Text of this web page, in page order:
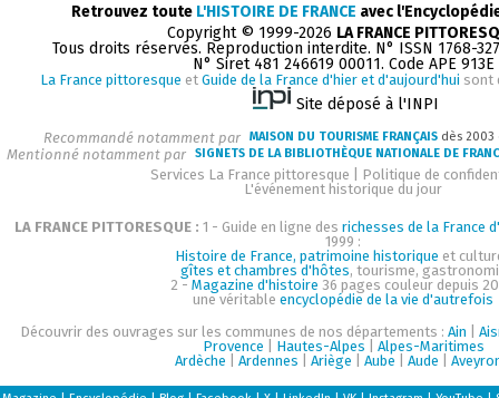
Retrouvez toute L'HISTOIRE DE FRANCE avec
Copyright © 1999-2026 LA FRANCE
Tous droits réservés. Reproduction interdite. N° ISSN 1768-
N° Siret 481 246619 00011. Code APE 913E
La France pittoresque et Guide de la France d'hier et d'aujourd'hui sont
Site déposé à l'INPI
Recommandé notamment par MAISON DU TOURISME FRANÇAIS dès
Mentionné notamment par SIGNETS DE LA BIBLIOTHÈQUE NATIONALE DE
Services La France pittoresque
Politique de
L'événement historique du jour
LA FRANCE PITTORESQUE : 1 - Guide en ligne des richesses de la France
1999 :
Histoire de France, patrimoine historique et
gîtes et chambres d'hôtes, tourisme,
2 - Magazine d'histoire 36 pages couleur depuis
une véritable encyclopédie de la vie d'autrefois
Découvrir des ouvrages sur les communes de nos départements : Ain
Provence
Hautes-Alpes
Alpes-Maritimes
Ardèche
Ardennes Ariège Aube Aude